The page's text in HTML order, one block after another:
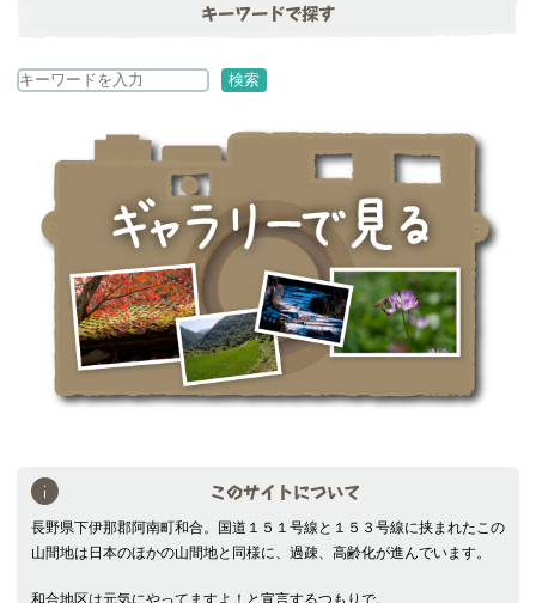
キーワードで探す
検
検索
このサイトについて
長野県下伊那郡阿南町和合。国道１５１号線と１５３号線に挟まれたこの
山間地は日本のほかの山間地と同様に、過疎、高齢化が進んでいます。
和合地区は元気にやってますよ！と宣言するつもりで。